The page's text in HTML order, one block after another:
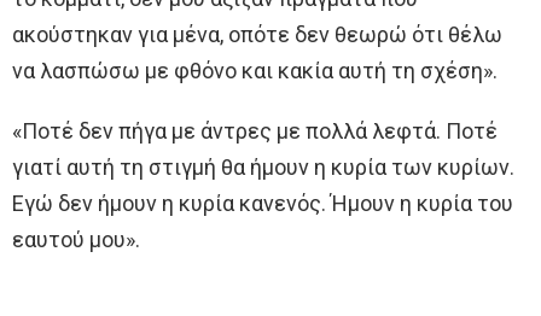
ακούστηκαν για μένα, οπότε δεν θεωρώ ότι θέλω
να λασπώσω με φθόνο και κακία αυτή τη σχέση».
«Ποτέ δεν πήγα με άντρες με πολλά λεφτά. Ποτέ
γιατί αυτή τη στιγμή θα ήμουν η κυρία των κυρίων.
Εγώ δεν ήμουν η κυρία κανενός. Ήμουν η κυρία του
εαυτού μου».